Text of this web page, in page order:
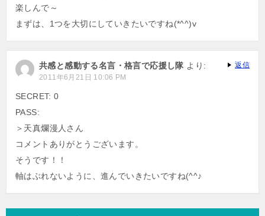
楽しんで～
まずは、1つを大切にしていきたいですね(*^^)v
共感と感動する名言・格言で応援し隊 より:
2011年6月21日 10:06 PM
SECRET: 0
PASS:
＞天真爛漫人さん
コメントありがとうございます。
そうです！！
軸はぶれないように、進んでいきたいですね(^^♪
返信